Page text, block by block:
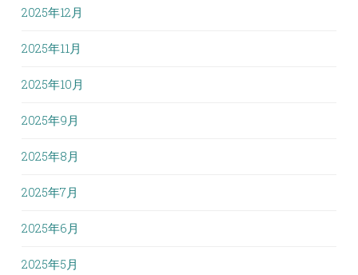
2025年12月
2025年11月
2025年10月
2025年9月
2025年8月
2025年7月
2025年6月
2025年5月